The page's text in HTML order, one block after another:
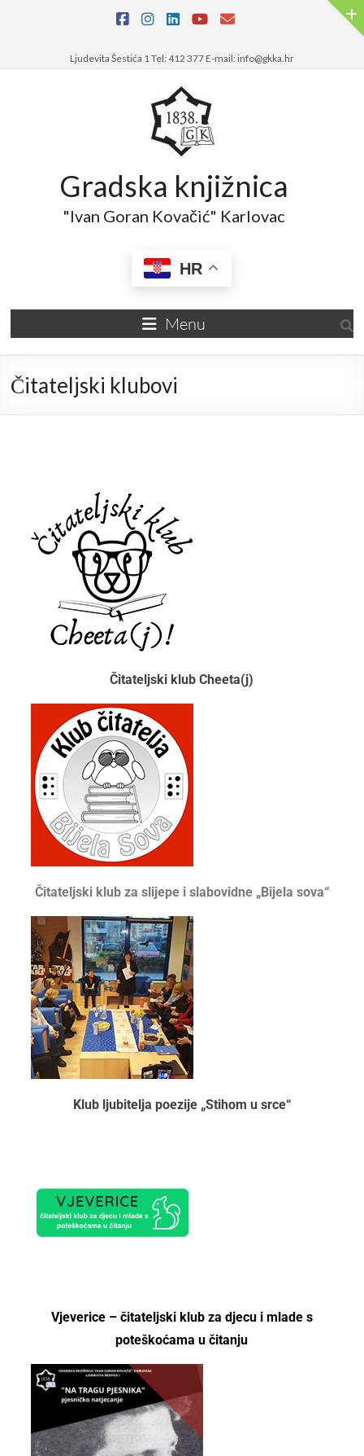
Ljudevita Šestića 1 Tel: 412 377 E-mail: info@gkka.hr
Gradska knjižnica
"Ivan Goran Kovačić" Karlovac
HR
Menu
Čitateljski klubovi
Čitateljski klub Cheeta(j)
Čitateljski klub za slijepe i slabovidne „Bijela sova“
Klub ljubitelja poezije „Stihom u srce“
Vjeverice – čitateljski klub za djecu i mlade s
poteškoćama u čitanju